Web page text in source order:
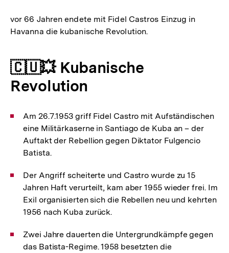
vor 66 Jahren endete mit Fidel Castros Einzug in
Havanna die kubanische Revolution.
🇨🇺💥 Kubanische
Revolution
Am 26.7.1953 griff Fidel Castro mit Aufständischen
eine Militärkaserne in Santiago de Kuba an – der
Auftakt der Rebellion gegen Diktator Fulgencio
Batista.
Der Angriff scheiterte und Castro wurde zu 15
Jahren Haft verurteilt, kam aber 1955 wieder frei. Im
Exil organisierten sich die Rebellen neu und kehrten
1956 nach Kuba zurück.
Zwei Jahre dauerten die Untergrundkämpfe gegen
das Batista-Regime. 1958 besetzten die